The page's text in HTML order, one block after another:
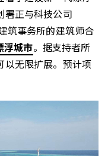
署正与科技公司
筑事务所的建筑师合
浮城市。据支持者所
以无限扩展。预计项